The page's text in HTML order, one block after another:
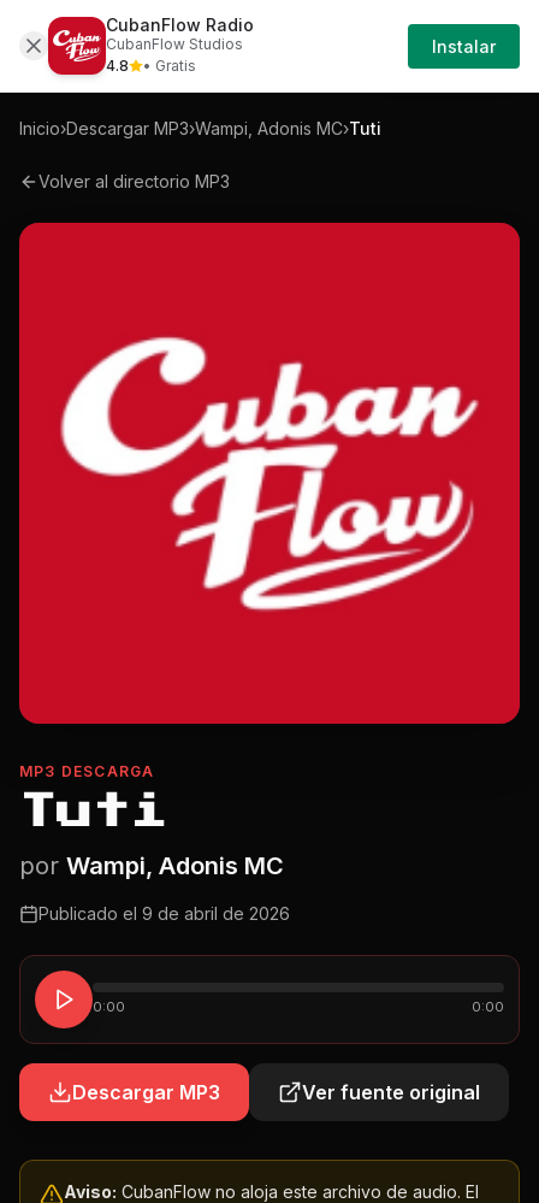
Mp3 Wampi-adonis-mc-tuti-mp3
Iniciar
Sesión
Inicio›Descargar MP3›Wampi, Adonis MC›Tuti
Volver al directorio MP3
MP3 DESCARGA
Tuti
por Wampi, Adonis MC
Publicado el 9 de abril de 2026
0:00 0:00
Descargar MP3 Ver fuente original
Aviso: CubanFlow no aloja este archivo de audio. El
CubanFlow Radio
CubanFlow Studios
4.8
• Gratis
Instalar